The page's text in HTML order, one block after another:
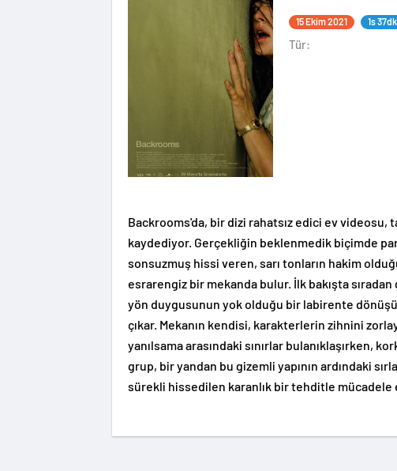
15 Ekim 2021 1s 37dk
Tür:
Backrooms'da, bir dizi rahatsız edici ev videosu,
kaydediyor. Gerçekliğin beklenmedik biçimde
sonsuzmuş hissi veren, sarı tonların hakim
esrarengiz bir mekanda bulur. İlk bakışta
yön duygusunun yok olduğu bir labirente
çıkar. Mekanın kendisi, karakterlerin zihnini
yanılsama arasındaki sınırlar bulanıklaşırken,
grup, bir yandan bu gizemli yapının ardındaki
sürekli hissedilen karanlık bir tehditle mücadele